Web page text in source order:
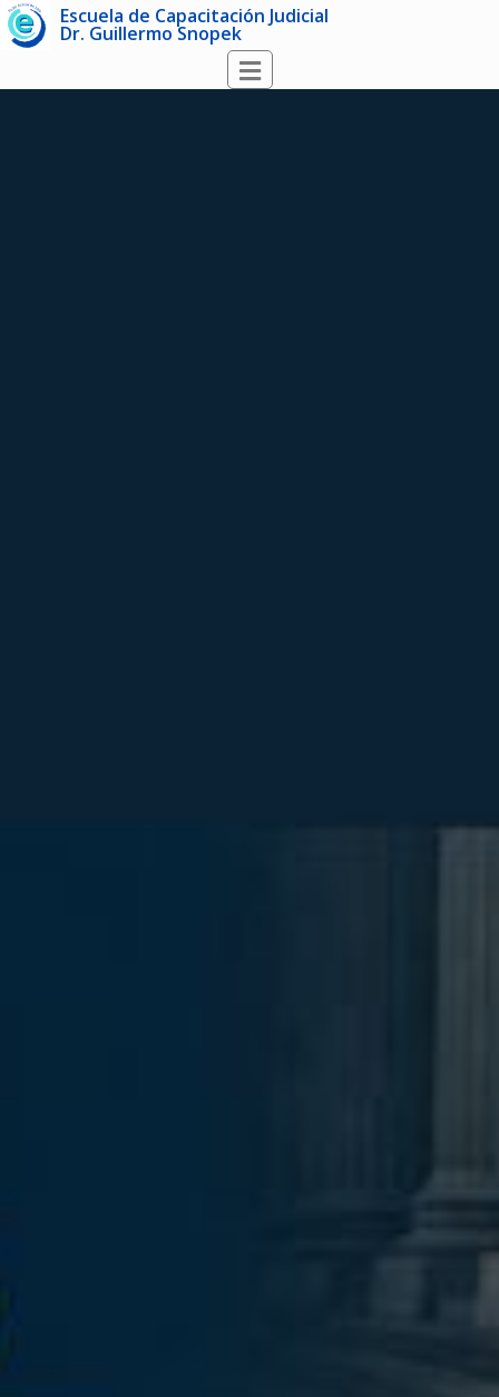
Escuela de Capacitación Judicial
Dr. Guillermo Snopek